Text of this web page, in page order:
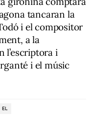
tancaran la
i el compositor
a la
l’escriptora i
i el músic
EL